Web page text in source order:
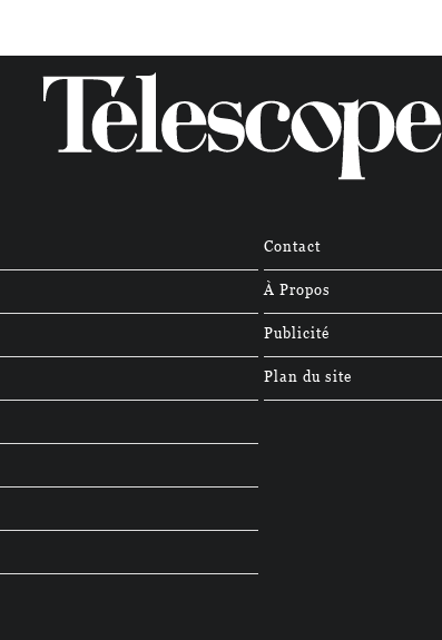
Contact
À Propos
Publicité
Plan du site